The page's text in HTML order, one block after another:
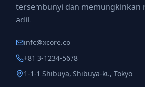
tersembunyi dan memungkinkan
adil.
info@xcore.co
+81 3-1234-5678
1-1-1 Shibuya, Shibuya-ku, Tokyo